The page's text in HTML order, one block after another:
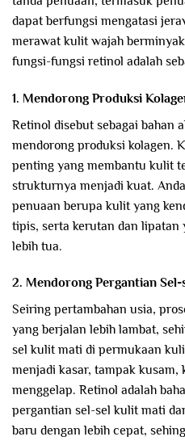
dapat berfungsi mengatasi
merawat kulit wajah
fungsi-fungsi retinol adalah
1. Mendorong Produksi
Retinol disebut sebagai bahan
mendorong produksi kolagen.
penting yang membantu kulit
strukturnya menjadi kuat.
penuaan berupa kulit yang
tipis, serta kerutan dan lipatan
lebih tua.
2. Mendorong Pergantian
Seiring pertambahan usia,
yang berjalan lebih lambat,
sel kulit mati di permukaan
menjadi kasar, tampak kusam,
menggelap. Retinol adalah
pergantian sel-sel kulit mati
baru dengan lebih cepat,